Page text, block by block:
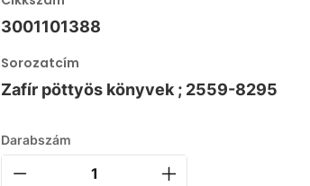
3001101388
Sorozatcím
Zafír pöttyös könyvek ; 2559-8295
Darabszám